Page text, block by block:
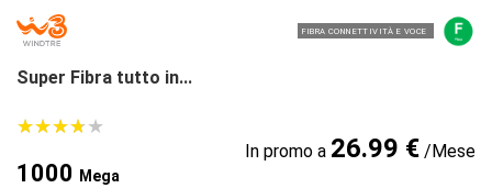
FIBRA CONNETTIVITÀ E VOCE
Super Fibra tutto in...
★★★★★
★★★★★
1000 Mega
In promo a 26.99 €/Mese